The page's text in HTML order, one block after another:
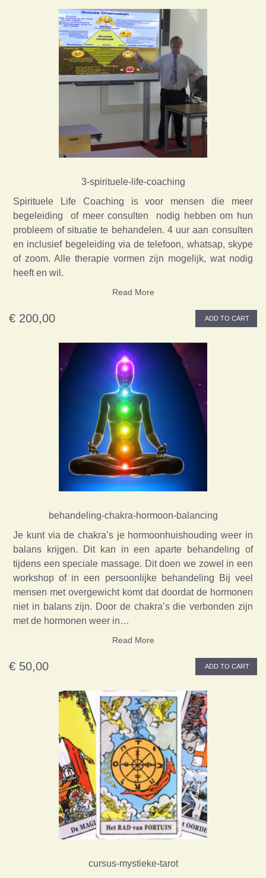
3-spirituele-life-coaching
Spirituele Life Coaching is voor mensen die meer
begeleiding of meer consulten nodig hebben om hun
probleem of situatie te behandelen. 4 uur aan consulten
en inclusief begeleiding via de telefoon, whatsap, skype
of zoom. Alle therapie vormen zijn mogelijk, wat nodig
heeft en wil.
Read More
€ 200,00 ADD TO CART
behandeling-chakra-hormoon-balancing
Je kunt via de chakra’s je hormoonhuishouding weer in
balans krijgen. Dit kan in een aparte behandeling of
tijdens een speciale massage. Dit doen we zowel in een
workshop of in een persoonlijke behandeling Bij veel
mensen met overgewicht komt dat doordat de hormonen
niet in balans zijn. Door de chakra’s die verbonden zijn
met de hormonen weer in…
Read More
€ 50,00 ADD TO CART
cursus-mystieke-tarot